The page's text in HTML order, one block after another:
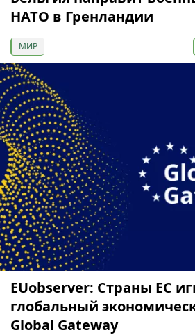
НАТО в Гренландии
МИР
EUobserver: Страны ЕС
глобальный
Global Gateway